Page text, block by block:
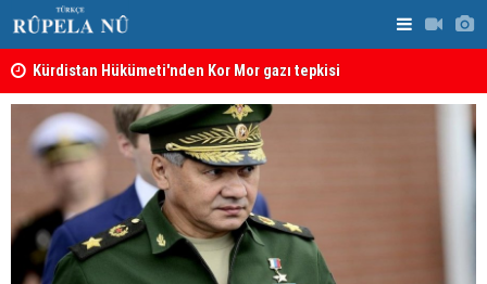
Kürdistan Hükümeti'nden Kor Mor gazı tepkisi